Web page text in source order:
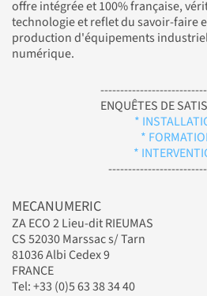
offre intégrée et 100% française,
technologie et reflet du savoir-faire
production d'équipements
numérique.
ENQUÊTES DE
*
*
*
MECANUMERIC
ZA ECO 2 Lieu-dit RIEUMAS
CS 52030 Marssac s/ Tarn
81036 Albi Cedex 9
FRANCE
Tel: +33 (0)5 63 38 34 40